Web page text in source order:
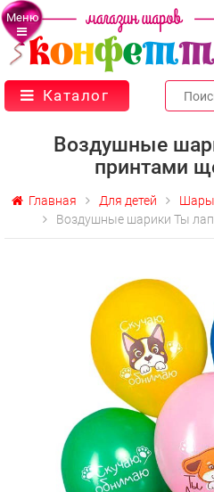
Меню
Каталог
Воздушные
принтами
Главная Для детей Шары
Воздушные шарики Ты